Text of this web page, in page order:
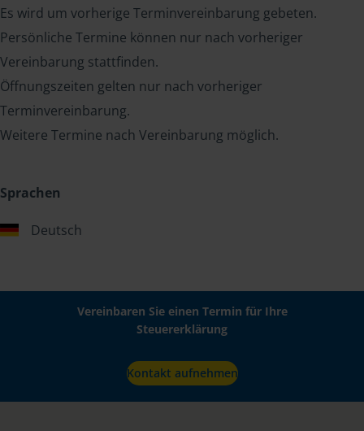
Es wird um vorherige Terminvereinbarung gebeten.
Persönliche Termine können nur nach vorheriger
Vereinbarung stattfinden.
Öffnungszeiten gelten nur nach vorheriger
Terminvereinbarung.
Weitere Termine nach Vereinbarung möglich.
Sprachen
Deutsch
Vereinbaren Sie einen Termin für Ihre
Steuererklärung
Kontakt aufnehmen